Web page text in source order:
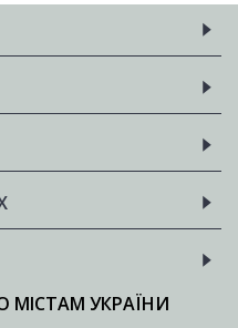
МІСТАМ УКРАЇНИ